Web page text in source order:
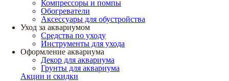
Компрессоры и помпы
Обогреватели
Аксессуары для обустройства
Уход за аквариумом
Средства по уходу
Инструменты для ухода
Оформление аквариума
Декор для аквариума
Грунты для аквариума
Акции и скидки